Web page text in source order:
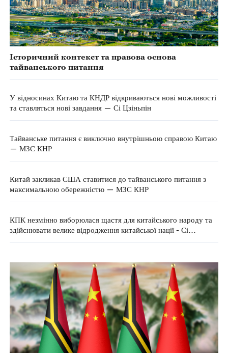
Історичний контекст та правова основа
тайванського питання
У відносинах Китаю та КНДР відкриваються нові можливості
та ставляться нові завдання — Сі Цзіньпін
Тайванське питання є виключно внутрішньою справою Китаю
— МЗС КНР
Китай закликав США ставитися до тайванського питання з
максимальною обережністю — МЗС КНР
КПК незмінно виборюлася щастя для китайського народу та
здійснювати велике відродження китайської нації - Сі